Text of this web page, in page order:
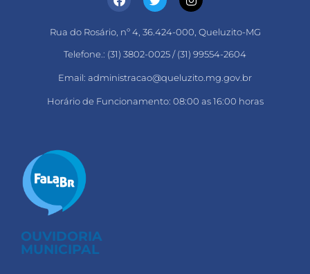
Rua do Rosário, nº 4, 36.424-000, Queluzito-MG
Telefone.: (31) 3802-0025 / (31) 99554-2604
Email: administracao@queluzito.mg.gov.br
Horário de Funcionamento: 08:00 as 16:00 horas
OUVIDORIA
MUNICIPAL